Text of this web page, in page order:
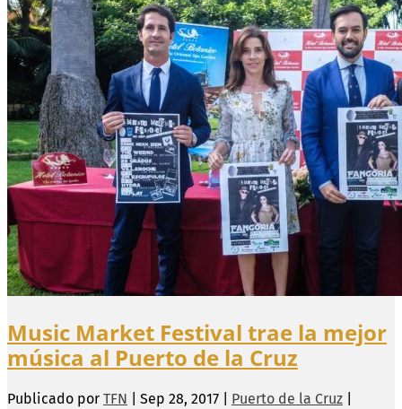
Music Market Festival trae la mejor
música al Puerto de la Cruz
Publicado por TFN Sep 28, 2017 Puerto de la Cruz